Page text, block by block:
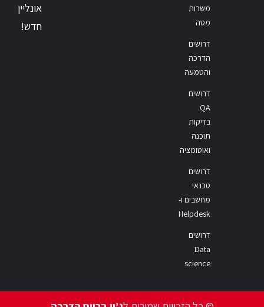
משרות
מטה
דרושים
הדרכה
והטמעה
דרושים
QA
בדיקות
תוכנה
ואוטומציה
דרושים
טכנאי
מחשבים ו-
Helpdesk
דרושים
Data
science
אונליין
חדש!